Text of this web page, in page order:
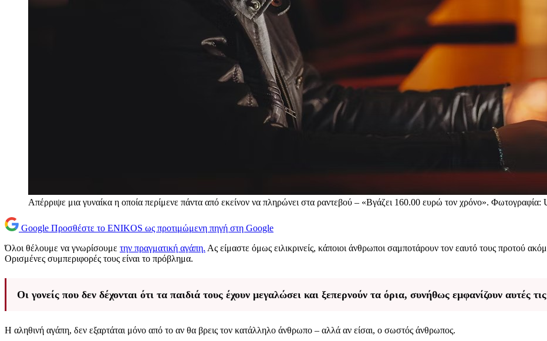
Απέρριψε μια γυναίκα η οποία περίμενε πάντα από εκείνον να πληρώνει στα ραντεβού – «Βγάζει 160.00 ευρώ τον χρόνο». Φωτογραφία:
Google Προσθέστε το ENIKOS ως προτιμώμενη πηγή στη Google
Όλοι θέλουμε να γνωρίσουμε την πραγματική αγάπη. Ας είμαστε όμως ειλικρινείς, κάποιοι άνθρωποι σαμποτάρουν τον εαυτό τους προτού
Ορισμένες συμπεριφορές τους είναι το πρόβλημα.
Οι γονείς που δεν δέχονται ότι τα παιδιά τους έχουν μεγαλώσει και ξεπερνούν τα όρια, συνήθως εμφανίζουν αυτές
Η αληθινή αγάπη, δεν εξαρτάται μόνο από το αν θα βρεις τον κατάλληλο άνθρωπο – αλλά αν είσαι, ο σωστός άνθρωπος.